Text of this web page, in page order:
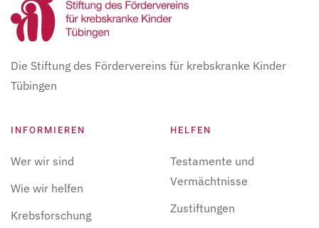
Die Stiftung des Fördervereins für krebskranke Kinder
Tübingen
INFORMIEREN
Wer wir sind
Wie wir helfen
Krebsforschung
HELFEN
Testamente und
Vermächtnisse
Zustiftungen